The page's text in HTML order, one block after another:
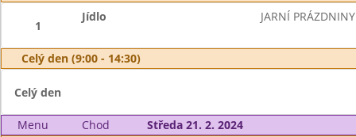
1
Jídlo JARNÍ PRÁZDNINY
Celý den (9:00 - 14:30)
Celý den
Menu Chod
Středa 21. 2. 2024